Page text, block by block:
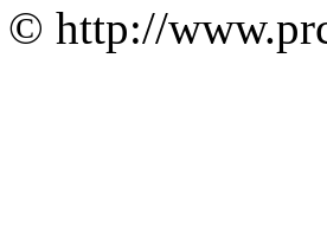
http://